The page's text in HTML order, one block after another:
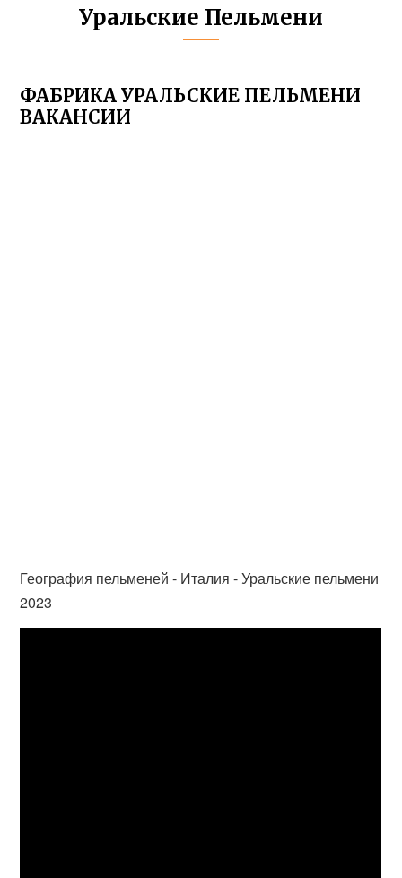
Уральские Пельмени
ФАБРИКА УРАЛЬСКИЕ ПЕЛЬМЕНИ
ВАКАНСИИ
География пельменей - Италия - Уральские пельмени
2023